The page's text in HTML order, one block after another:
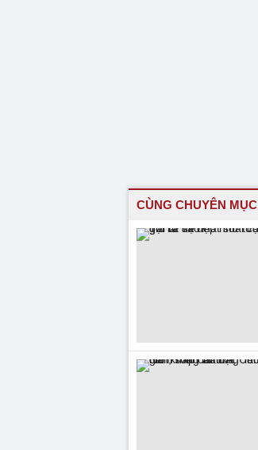
CÙNG CHUYÊN MỤC